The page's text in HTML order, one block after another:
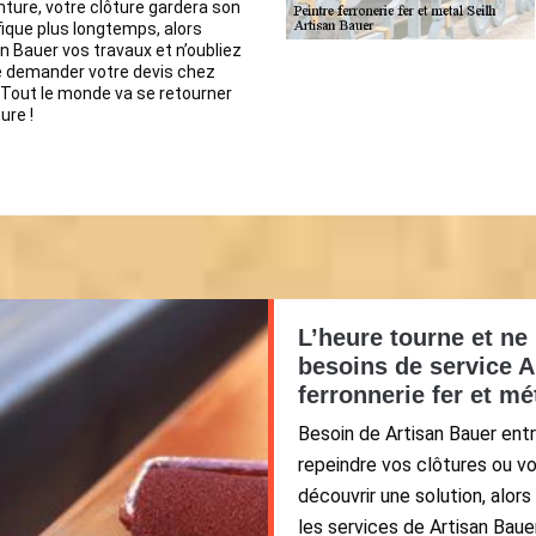
votre clôture gardera son
plus longtemps, alors
Bauer vos travaux et n’oubliez
votre devis chez
le monde va se retourner
!
L’heure tourne et
besoins de service
ferronnerie fer et
Besoin de Artisan Bauer
repeindre vos clôtures ou
découvrir une solution,
les services de Artisan